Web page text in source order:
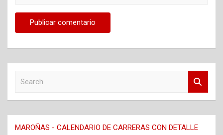
c
h
MAROÑAS - CALENDARIO DE CARRERAS CON DETALLE